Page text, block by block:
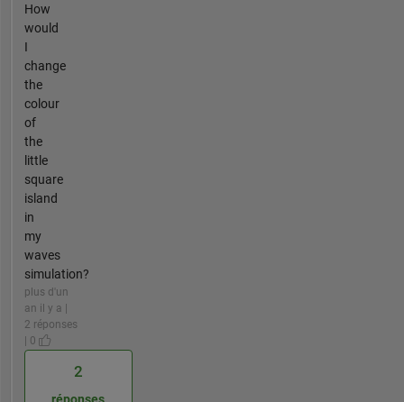
How
would
I
change
the
colour
of
the
little
square
island
in
my
waves
simulation?
plus d'un
an il y a |
2 réponses
| 0
2